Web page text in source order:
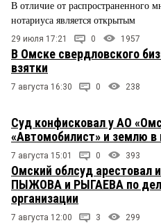
В отличие от распространенного
нотариуса является открытым
29 июля 17:21 0 1957
В Омске свердловского
взятки
7 августа 16:30 0 238
Суд конфисковал у АО
«Автомобилист» и землю в
7 августа 15:01 0 393
Омский облсуд арестовал
ПЫЖОВА и РЫГАЕВА по
организации
7 августа 12:00 3 299